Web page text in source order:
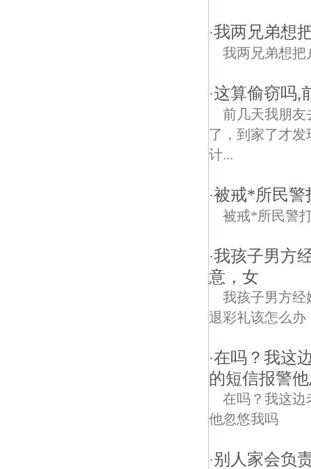
·我两兄弟想
我两兄弟想把
·这算偷窃吗,
前几天我朋友
了，到家了才
计...
·被戒*所民警
被戒*所民警
·我孩子男方
意，女
我孩子男方经
退彩礼该怎么办
·在吗？我这
的短信报警
在吗？我这边
他忽悠我吗
·别人家会负